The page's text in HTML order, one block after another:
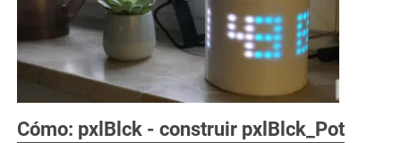
Cómo: pxlBlck - construir pxlBlck_Pot